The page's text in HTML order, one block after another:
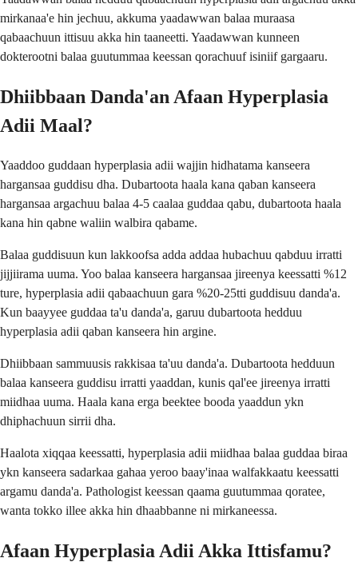
mirkanaa'e hin jechuu, akkuma yaadawwan balaa muraasa
qabaachuun ittisuu akka hin taaneetti. Yaadawwan kunneen
dokterootni balaa guutummaa keessan qorachuuf isiniif gargaaru.
Dhiibbaan Danda'an Afaan Hyperplasia
Adii Maal?
Yaaddoo guddaan hyperplasia adii wajjin hidhatama kanseera
hargansaa guddisu dha. Dubartoota haala kana qaban kanseera
hargansaa argachuu balaa 4-5 caalaa guddaa qabu, dubartoota haala
kana hin qabne waliin walbira qabame.
Balaa guddisuun kun lakkoofsa adda addaa hubachuu qabduu irratti
jijjiirama uuma. Yoo balaa kanseera hargansaa jireenya keessatti %12
ture, hyperplasia adii qabaachuun gara %20-25tti guddisuu danda'a.
Kun baayyee guddaa ta'u danda'a, garuu dubartoota hedduu
hyperplasia adii qaban kanseera hin argine.
Dhiibbaan sammuusis rakkisaa ta'uu danda'a. Dubartoota hedduun
balaa kanseera guddisu irratti yaaddan, kunis qal'ee jireenya irratti
miidhaa uuma. Haala kana erga beektee booda yaaddun ykn
dhiphachuun sirrii dha.
Haalota xiqqaa keessatti, hyperplasia adii miidhaa balaa guddaa biraa
ykn kanseera sadarkaa gahaa yeroo baay'inaa walfakkaatu keessatti
argamu danda'a. Pathologist keessan qaama guutummaa qoratee,
wanta tokko illee akka hin dhaabbanne ni mirkaneessa.
Afaan Hyperplasia Adii Akka Ittisfamu?